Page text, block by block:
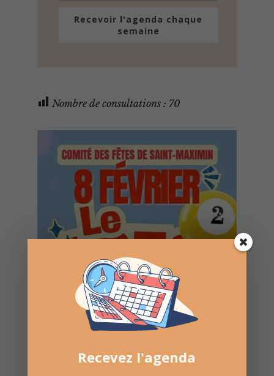
Recevoir l'agenda chaque
semaine
Nombre de consultations : 70
Recevez l'agenda